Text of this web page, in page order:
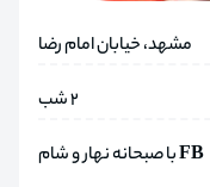
مشهد، خیابان امام رضا
2 شب
FB با صبحانه نهار و شام